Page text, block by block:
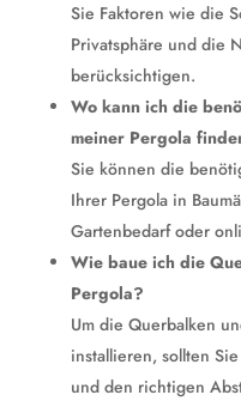
Sie Faktoren wie die
Privatsphäre und die
berücksichtigen.
Wo kann ich die
meiner Pergola
Sie können die
Ihrer Pergola in
Gartenbedarf oder
Wie baue ich die
Pergola?
Um die Querbalken
installieren, sollten
und den richtigen